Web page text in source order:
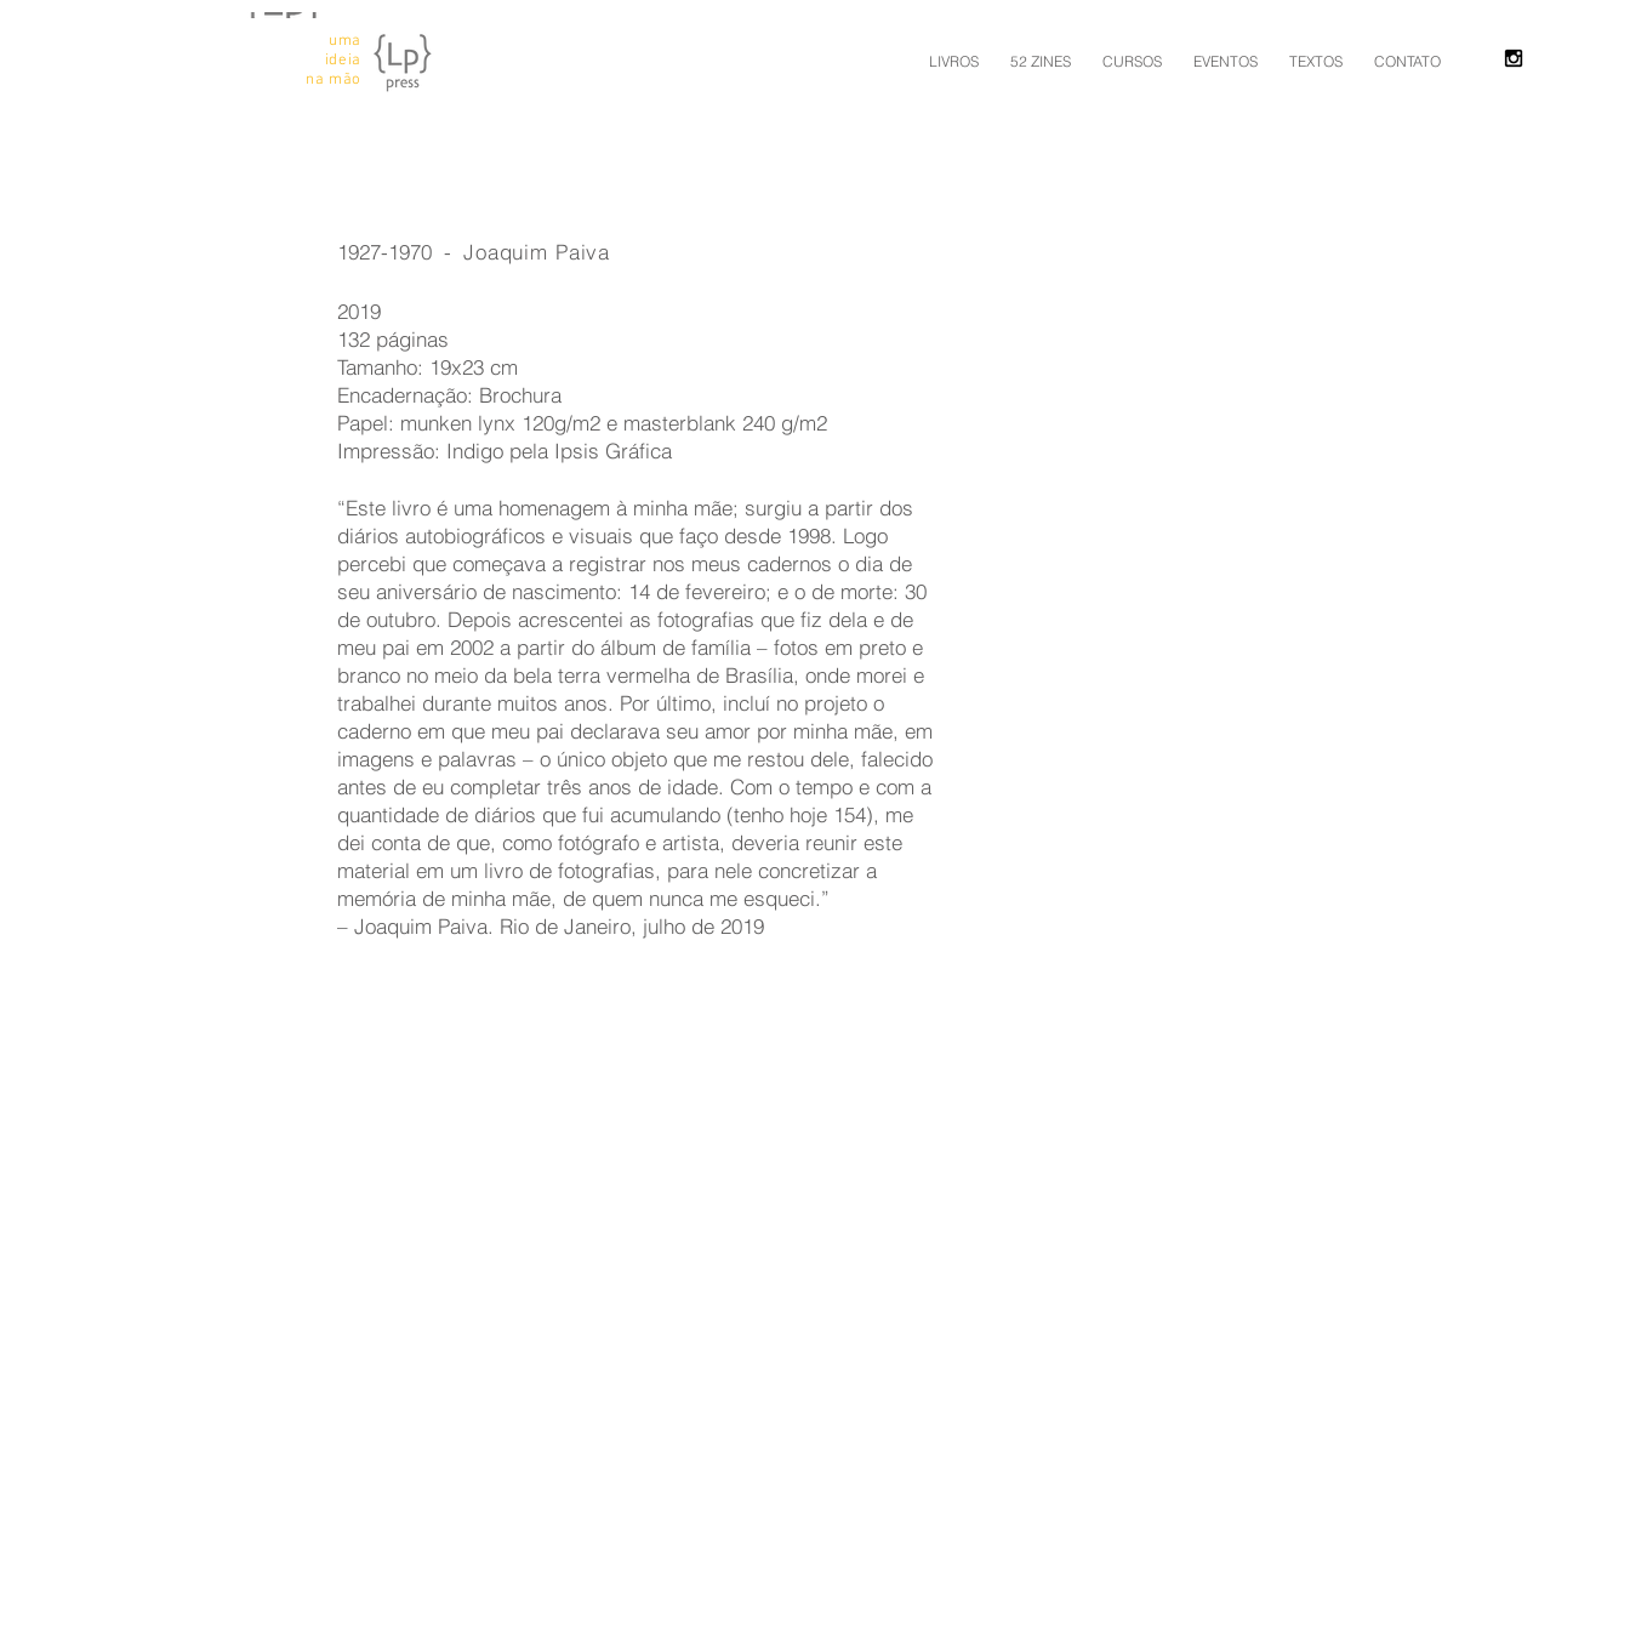
LIVROS 52 ZINES CURSOS EVENTOS TEXTOS CONTATO
uma
ideia
na mão
1927-1970 - Joaquim Paiva
2019
132 páginas
Tamanho: 19x23 cm
Encadernação: Brochura
Papel: munken lynx 120g/m2 e masterblank 240 g/m2
Impressão: Indigo pela Ipsis Gráfica
“Este livro é uma homenagem à minha mãe; surgiu a partir dos
diários autobiográficos e visuais que faço desde 1998. Logo
percebi que começava a registrar nos meus cadernos o dia de
seu aniversário de nascimento: 14 de fevereiro; e o de morte: 30
de outubro. Depois acrescentei as fotografias que fiz dela e de
meu pai em 2002 a partir do álbum de família – fotos em preto e
branco no meio da bela terra vermelha de Brasília, onde morei e
trabalhei durante muitos anos. Por último, incluí no projeto o
caderno em que meu pai declarava seu amor por minha mãe, em
imagens e palavras – o único objeto que me restou dele, falecido
antes de eu completar três anos de idade. Com o tempo e com a
quantidade de diários que fui acumulando (tenho hoje 154), me
dei conta de que, como fotógrafo e artista, deveria reunir este
material em um livro de fotografias, para nele concretizar a
memória de minha mãe, de quem nunca me esqueci.”
– Joaquim Paiva. Rio de Janeiro, julho de 2019